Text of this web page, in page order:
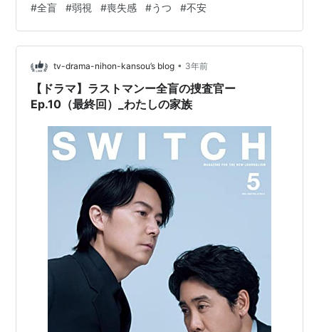
っていた見える世界が少しずつ失われていくのはとても
不安で、みえなくなったらどうしようと思っていたそ
う。 うんうん、わかるわかる。 いざ全く見えなくなって
しまうと不思議と不安はなくなって、むしろ見えていた
頃より自由になれた、と力強くおっしゃった。 うん、そ
れもなんとなくわかる。そうなんだ…
#全盲 #弱視 #喪失感 #うつ #不安
tv-drama-nihon-kansou’s blog • 3年前
【ドラマ】ラストマンー全盲の捜査官ー
Ep.10（最終回）_わたしの家族